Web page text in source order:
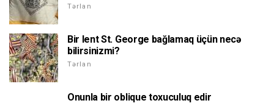
Tərlan
Bir lent St. George bağlamaq üçün necə
bilirsinizmi?
Tərlan
Onunla bir oblique toxuculuq edir